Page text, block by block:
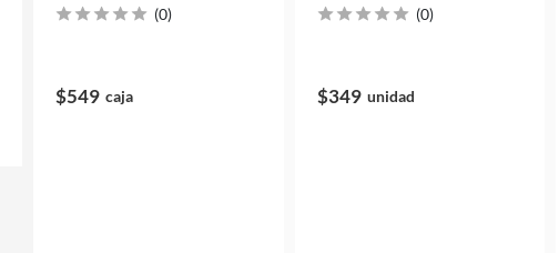
(0)
$549 caja
(0)
$349 unidad